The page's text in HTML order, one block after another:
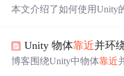
本文介绍了如何使用Unity
如何在Unity中实现物体靠
Unity 物体靠近并环
博客围绕Unity中物体靠近